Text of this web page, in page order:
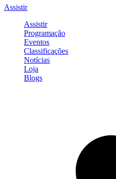
Assistir
Assistir
Programação
Eventos
Classificações
Notícias
Loja
Blogs